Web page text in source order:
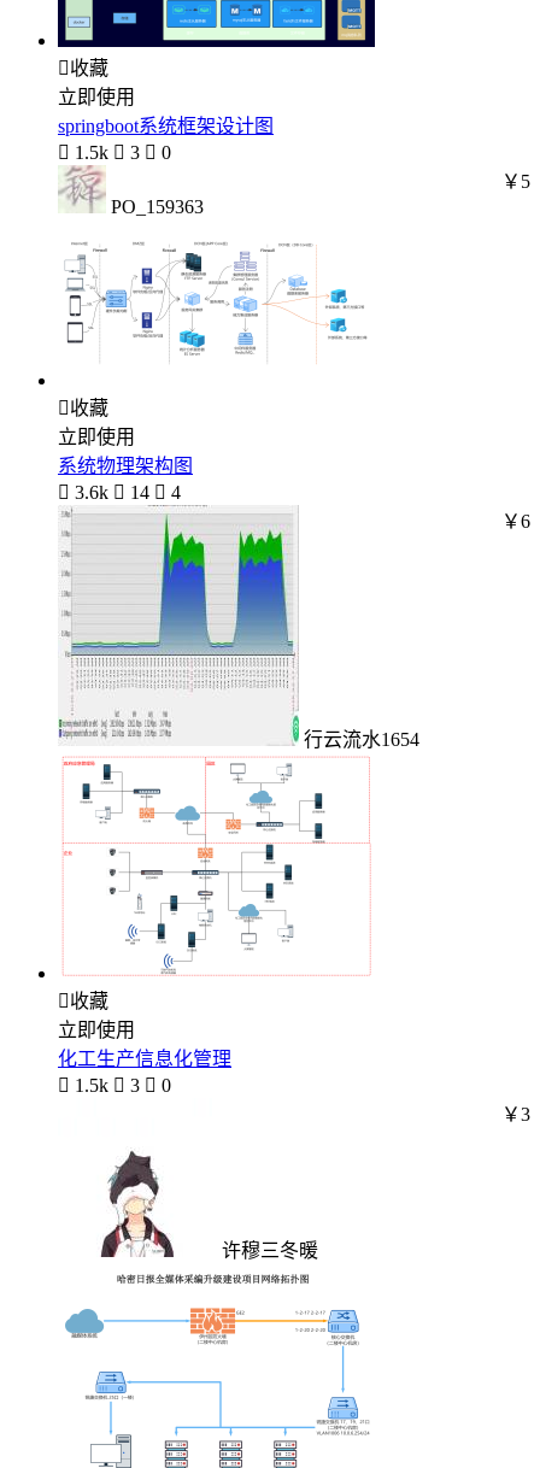
收藏
立即使用
springboot系统框架设计图
 1.5k  3  0
PO_159363
￥5
收藏
立即使用
系统物理架构图
 3.6k  14  4
行云流水1654
￥6
收藏
立即使用
化工生产信息化管理
 1.5k  3  0
许穆三冬暖
￥3